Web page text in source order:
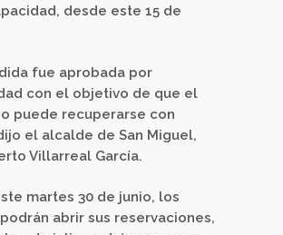
desde este 15 de
fue aprobada por
con el objetivo de que el
puede recuperarse con
el alcalde de San Miguel,
Villarreal García.
martes 30 de junio, los
abrir sus reservaciones,